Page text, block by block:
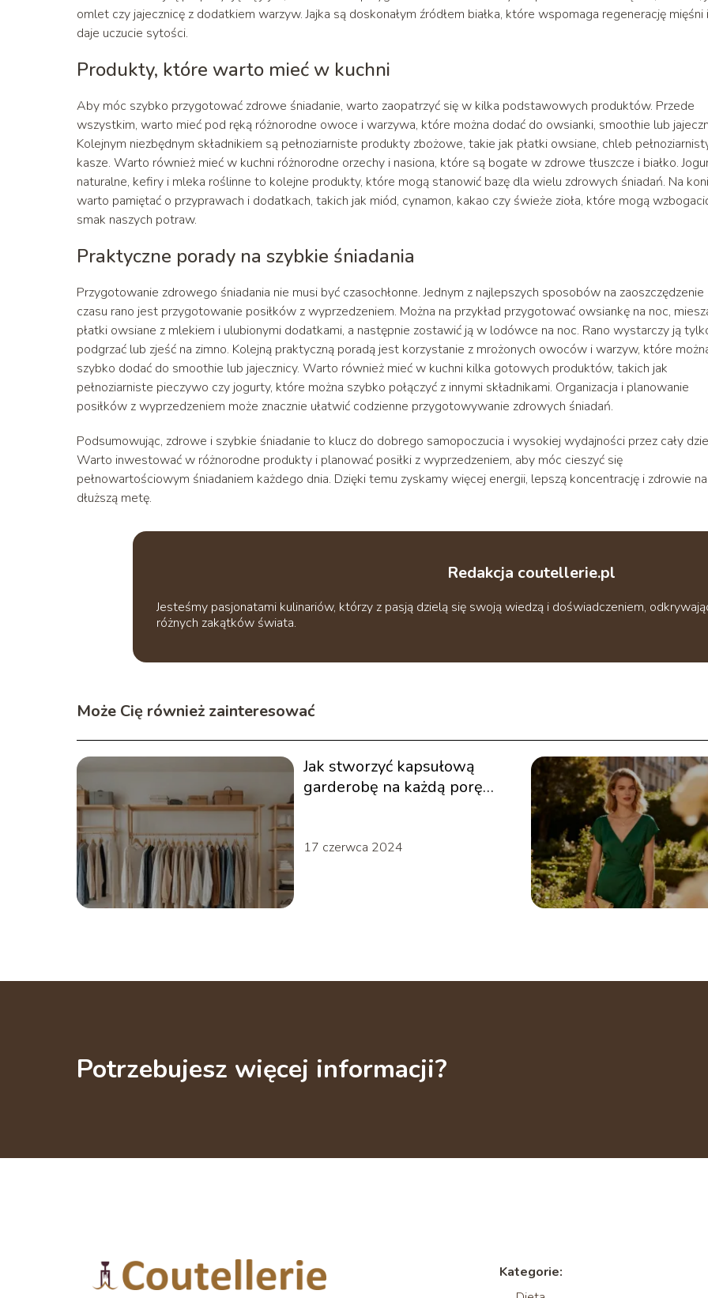
omlet czy jajecznicę z dodatkiem warzyw. Jajka są doskonałym źródłem białka, które wspomaga regenerację mięśni i
daje uczucie sytości.
Produkty, które warto mieć w kuchni
Aby móc szybko przygotować zdrowe śniadanie, warto zaopatrzyć się w kilka podstawowych produktów. Przede
wszystkim, warto mieć pod ręką różnorodne owoce i warzywa, które można dodać do owsianki, smoothie lub
Kolejnym niezbędnym składnikiem są pełnoziarniste produkty zbożowe, takie jak płatki owsiane, chleb
kasze. Warto również mieć w kuchni różnorodne orzechy i nasiona, które są bogate w zdrowe tłuszcze i białko.
naturalne, kefiry i mleka roślinne to kolejne produkty, które mogą stanowić bazę dla wielu zdrowych śniadań. Na
warto pamiętać o przyprawach i dodatkach, takich jak miód, cynamon, kakao czy świeże zioła, które mogą
smak naszych potraw.
Praktyczne porady na szybkie śniadania
Przygotowanie zdrowego śniadania nie musi być czasochłonne. Jednym z najlepszych sposobów na zaoszczędzenie
czasu rano jest przygotowanie posiłków z wyprzedzeniem. Można na przykład przygotować owsiankę na noc,
płatki owsiane z mlekiem i ulubionymi dodatkami, a następnie zostawić ją w lodówce na noc. Rano wystarczy ją
podgrzać lub zjeść na zimno. Kolejną praktyczną poradą jest korzystanie z mrożonych owoców i warzyw, które
szybko dodać do smoothie lub jajecznicy. Warto również mieć w kuchni kilka gotowych produktów, takich jak
pełnoziarniste pieczywo czy jogurty, które można szybko połączyć z innymi składnikami. Organizacja i planowanie
posiłków z wyprzedzeniem może znacznie ułatwić codzienne przygotowywanie zdrowych śniadań.
Podsumowując, zdrowe i szybkie śniadanie to klucz do dobrego samopoczucia i wysokiej wydajności przez cały
Warto inwestować w różnorodne produkty i planować posiłki z wyprzedzeniem, aby móc cieszyć się
pełnowartościowym śniadaniem każdego dnia. Dzięki temu zyskamy więcej energii, lepszą koncentrację i zdrowie na
dłuższą metę.
Redakcja coutellerie.pl
Jesteśmy pasjonatami kulinariów, którzy z pasją dzielą się swoją wiedzą i doświadczeniem,
różnych zakątków świata.
Może Cię również zainteresować
Jak stworzyć kapsułową
garderobę na każdą porę
17 czerwca 2024
Potrzebujesz więcej informacji?
Kategorie: